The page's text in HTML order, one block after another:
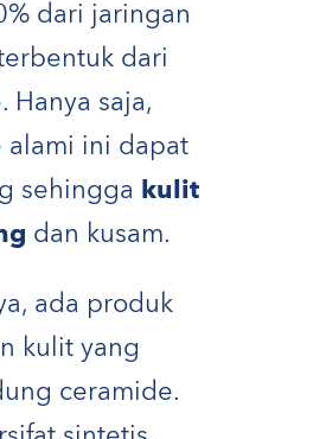
dari jaringan
dari
Hanya saja,
alami ini dapat
sehingga kulit
dan kusam.
ada produk
kulit yang
ceramide.